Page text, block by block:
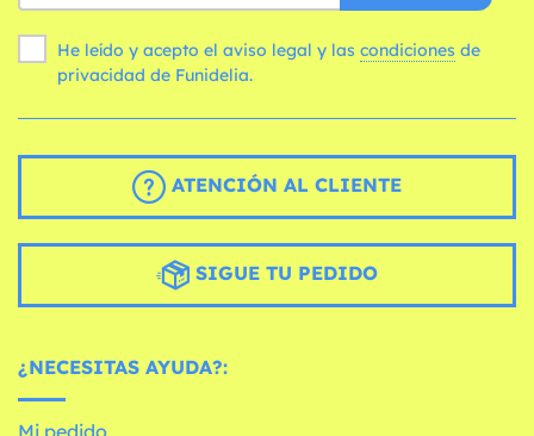
He leído y acepto el aviso legal y las condiciones
privacidad de Funidelia.
ATENCIÓN AL CLIENTE
SIGUE TU PEDIDO
¿NECESITAS AYUDA?:
Mi pedido